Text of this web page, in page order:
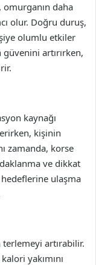
omurganın daha
olur. Doğru duruş,
olumlu etkiler
artırırken,
kaynağı
kişinin
zamanda, korse
ve dikkat
ulaşma
terlemeyi artırabilir.
yakımını